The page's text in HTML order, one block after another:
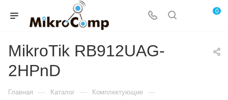
0
MikroTik RB912UAG-
2HPnD
Главная — Каталог — Комплектующие —